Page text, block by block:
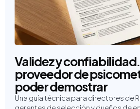
Validez y
proveedor de
poder demostrar
Una guía técnica para directores de